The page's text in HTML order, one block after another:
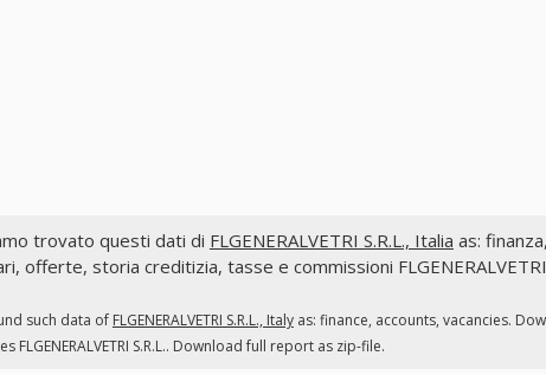
trovato questi dati di FLGENERALVETRI S.R.L., Italia as:
offerte, storia creditizia, tasse e commissioni
such data of FLGENERALVETRI S.R.L., Italyas: finance, accounts, vacancies.
FLGENERALVETRI S.R.L.. Download full report as zip-file.